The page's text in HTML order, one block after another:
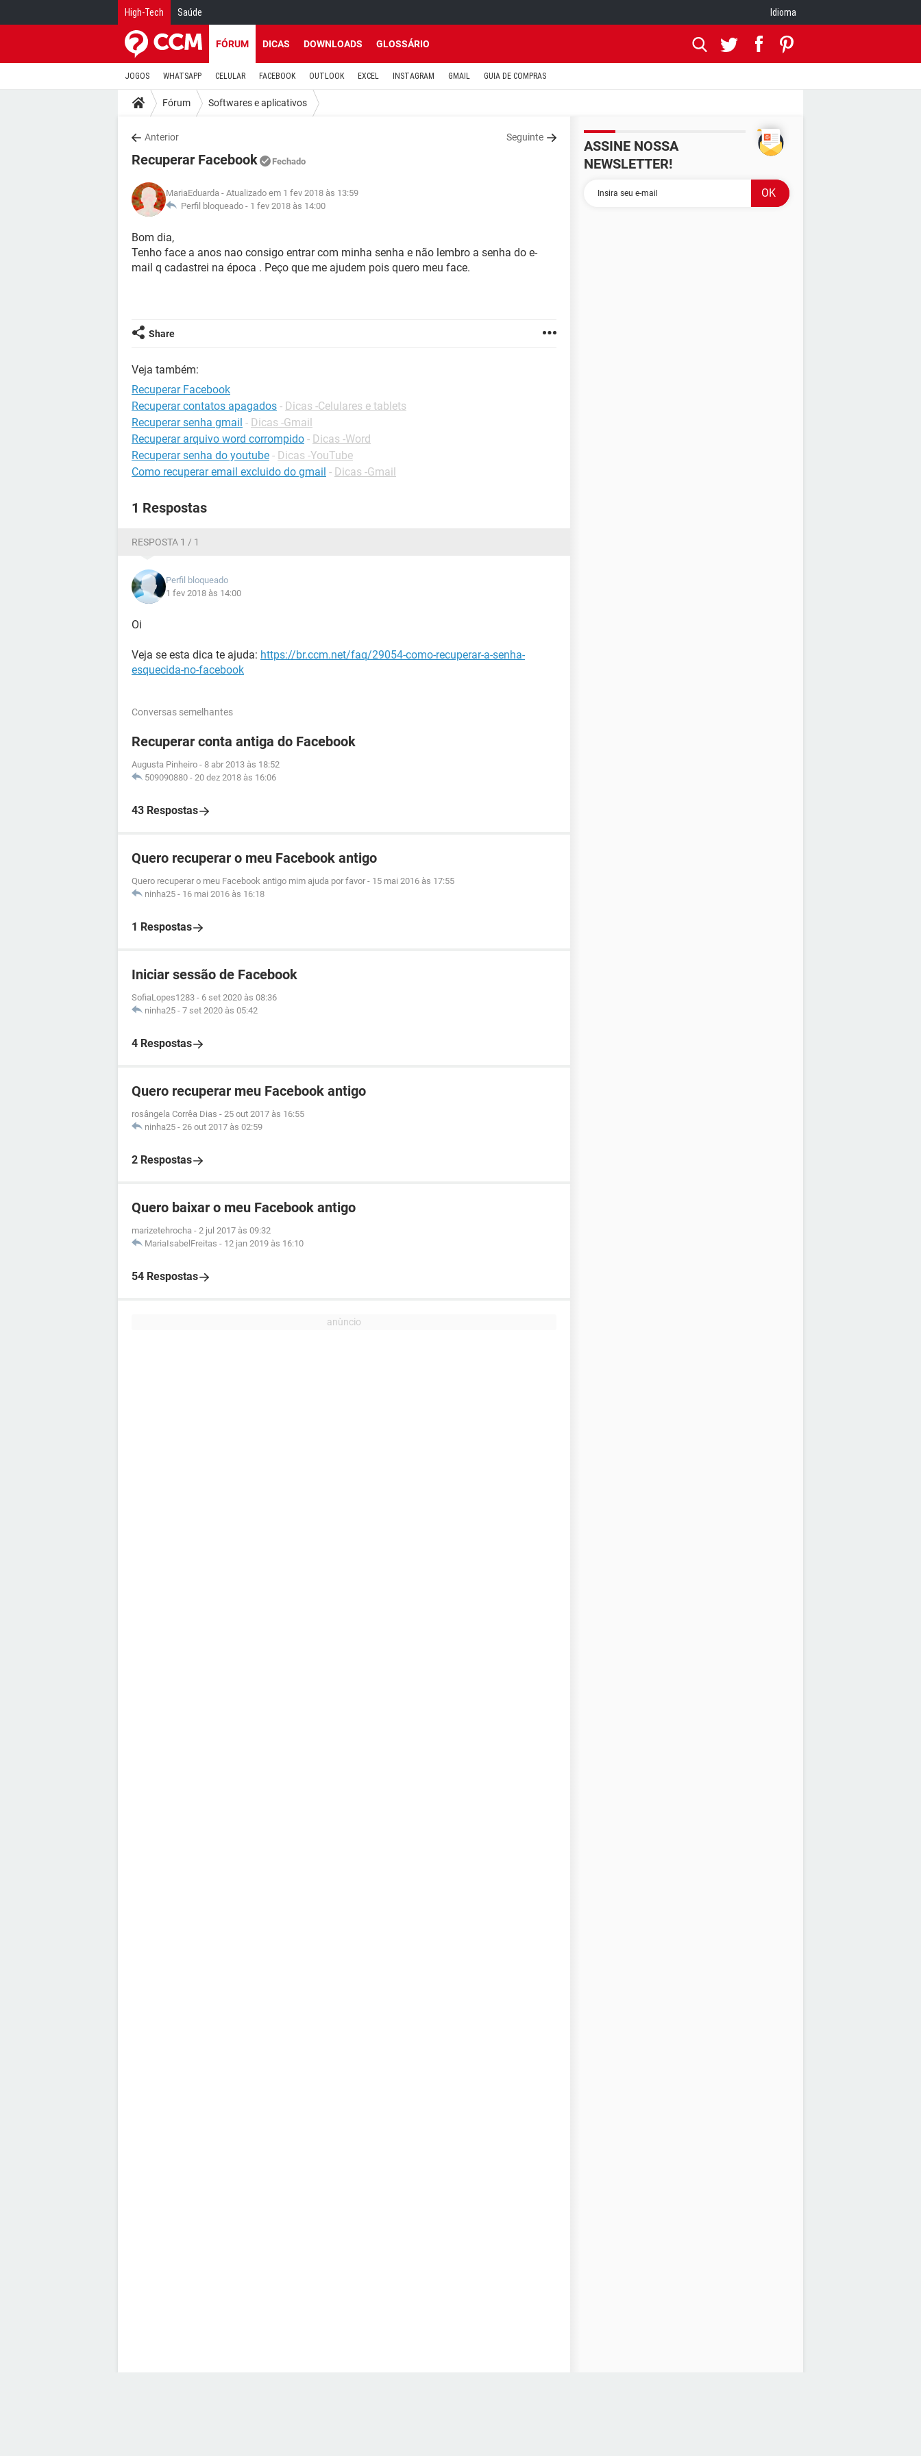
High-Tech Saúde Idioma
FÓRUM DICAS DOWNLOADS GLOSSÁRIO
JOGOS WHATSAPP CELULAR FACEBOOK OUTLOOK EXCEL INSTAGRAM GMAIL GUIA DE COMPRAS
Fórum Softwares e aplicativos
Anterior Seguinte
Recuperar Facebook Fechado
MariaEduarda - Atualizado em 1 fev 2018 às 13:59
Perfil bloqueado - 1 fev 2018 às 14:00
Bom dia,
Tenho face a anos nao consigo entrar com minha senha e não lembro a senha do e-
mail q cadastrei na época . Peço que me ajudem pois quero meu face.
Share
Veja também:
Recuperar Facebook
Recuperar contatos apagados - Dicas -Celulares e tablets
Recuperar senha gmail - Dicas -Gmail
Recuperar arquivo word corrompido - Dicas -Word
Recuperar senha do youtube - Dicas -YouTube
Como recuperar email excluido do gmail - Dicas -Gmail
1 Respostas
RESPOSTA 1 / 1
Perfil bloqueado
1 fev 2018 às 14:00
Oi
Veja se esta dica te ajuda: https://br.ccm.net/faq/29054-como-recuperar-a-senha-
esquecida-no-facebook
Conversas semelhantes
Recuperar conta antiga do Facebook
Augusta Pinheiro - 8 abr 2013 às 18:52
509090880 - 20 dez 2018 às 16:06
43 Respostas
Quero recuperar o meu Facebook antigo
Quero recuperar o meu Facebook antigo mim ajuda por favor - 15 mai 2016 às 17:55
ninha25 - 16 mai 2016 às 16:18
1 Respostas
Iniciar sessão de Facebook
SofiaLopes1283 - 6 set 2020 às 08:36
ninha25 - 7 set 2020 às 05:42
4 Respostas
Quero recuperar meu Facebook antigo
rosângela Corrêa Dias - 25 out 2017 às 16:55
ninha25 - 26 out 2017 às 02:59
2 Respostas
Quero baixar o meu Facebook antigo
marizetehrocha - 2 jul 2017 às 09:32
MariaIsabelFreitas - 12 jan 2019 às 16:10
54 Respostas
ASSINE NOSSA
NEWSLETTER!